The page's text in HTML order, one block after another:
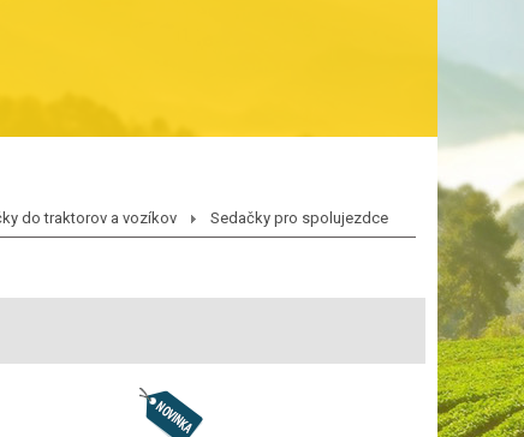
do traktorov a vozíkov Sedačky pro spolujezdce